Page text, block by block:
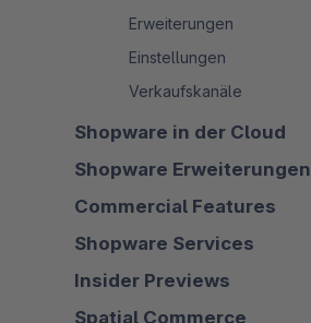
Erweiterungen
Einstellungen
Verkaufskanäle
Shopware in der Cloud
Shopware Erweiterungen
Commercial Features
Shopware Services
Insider Previews
Spatial Commerce